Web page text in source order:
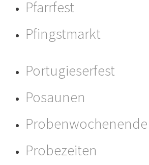
Pfarrfest
Pfingstmarkt
Portugieserfest
Posaunen
Probenwochenende
Probezeiten